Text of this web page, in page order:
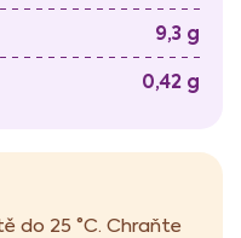
9,3 g
0,42 g
do 25 °C. Chraňte